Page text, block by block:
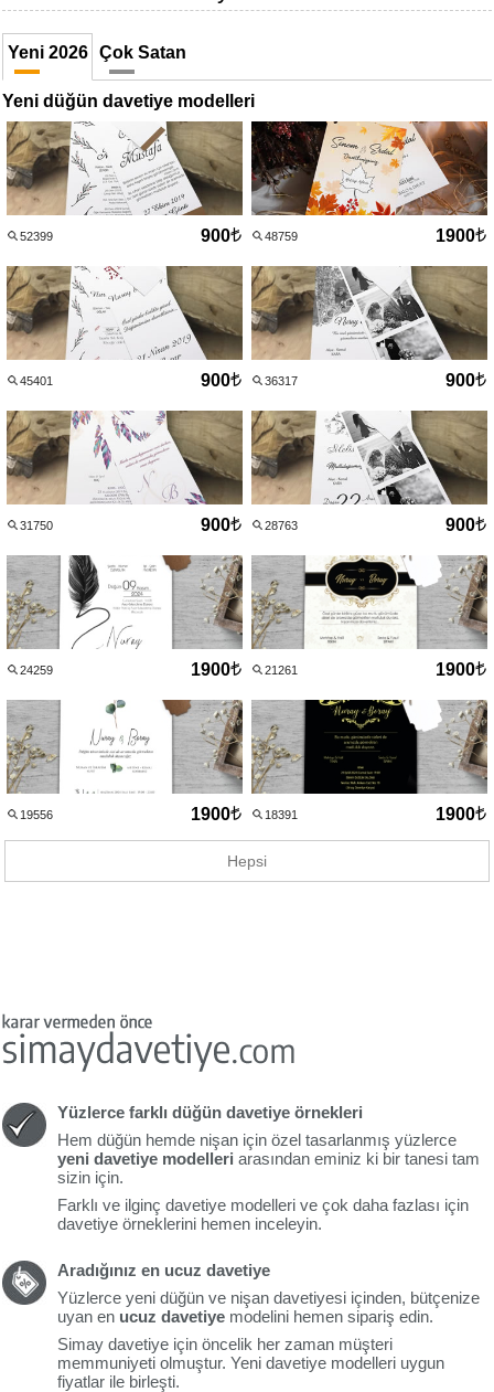
Yeni 2026 Çok Satan
Yeni düğün davetiye modelleri
52399 900 48759 1900
45401 900 36317 900
31750 900 28763 900
24259 1900 21261 1900
19556 1900 18391 1900
Hepsi
Yüzlerce farklı düğün davetiye örnekleri
Hem düğün hemde nişan için özel tasarlanmış yüzlerce
yeni davetiye modelleri arasından eminiz ki bir tanesi tam
sizin için.
Farklı ve ilginç davetiye modelleri ve çok daha fazlası için
davetiye örneklerini hemen inceleyin.
Aradığınız en ucuz davetiye
Yüzlerce yeni düğün ve nişan davetiyesi içinden, bütçenize
uyan en ucuz davetiye modelini hemen sipariş edin.
Simay davetiye için öncelik her zaman müşteri
memmuniyeti olmuştur. Yeni davetiye modelleri uygun
fiyatlar ile birleşti.